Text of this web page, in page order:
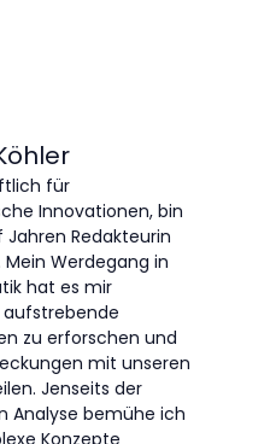
für
Innovationen, bin
Redakteurin
Mein Werdegang in
hat es mir
zu erforschen und
mit unseren
Jenseits der
Analyse bemühe ich
Konzepte